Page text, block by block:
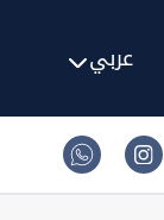
عربي